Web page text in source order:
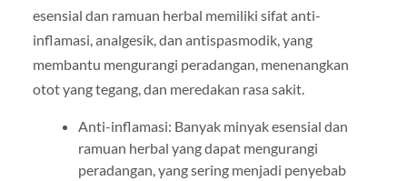
esensial dan ramuan herbal memiliki sifat anti-
inflamasi, analgesik, dan antispasmodik, yang
membantu mengurangi peradangan, menenangkan
otot yang tegang, dan meredakan rasa sakit.
Anti-inflamasi: Banyak minyak esensial dan
ramuan herbal yang dapat mengurangi
peradangan, yang sering menjadi penyebab